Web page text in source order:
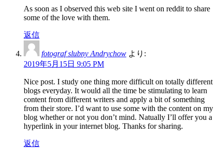
As soon as I observed this web site I went on reddit to share
some of the love with them.
返信
fotograf slubny Andrychow より:
2019年5月15日 9:05 PM
Nice post. I study one thing more difficult on totally different
blogs everyday. It would all the time be stimulating to learn
content from different writers and apply a bit of something
from their store. I’d want to use some with the content on my
blog whether or not you don’t mind. Natually I’ll offer you a
hyperlink in your internet blog. Thanks for sharing.
返信